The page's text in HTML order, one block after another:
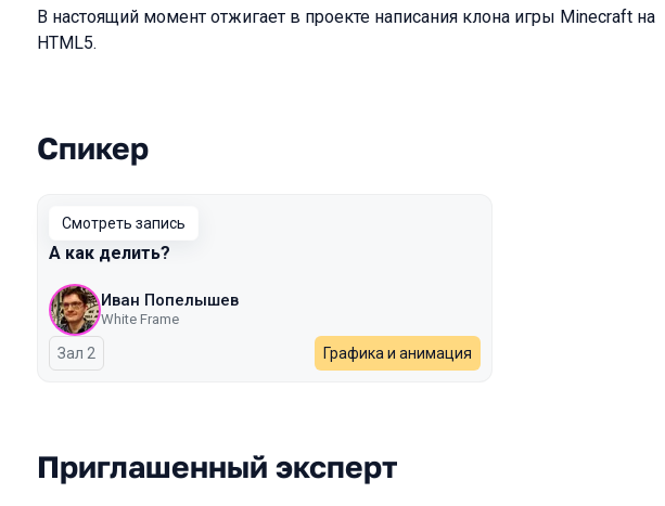
В настоящий момент отжигает в проекте написания клона игры Minecraft на
HTML5.
Выступления в сезоне 2024 Spring
Спикер
Смотреть запись
А как делить?
Иван Попелышев
White Frame
Зал 2 Графика и анимация
Приглашенный эксперт